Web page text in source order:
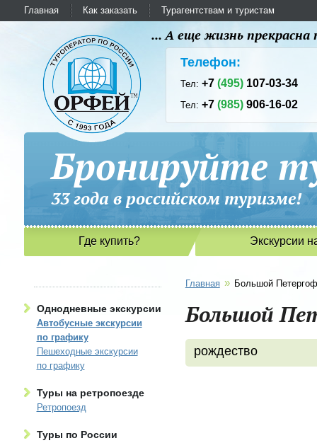
Главная Как заказать Турагентствам и туристам
... А еще жизнь
Телефон:
Тел:+7(495) 107-03-34
Тел:+7(985) 906-16-02
Бронируйте
33 года в российском
Где купить? Экскурсии
Однодневные экскурсии
Автобусные экскурсии
по графику
Пешеходные экскурсии
по графику
Туры на ретропоезде
Ретропоезд
Туры по России
Главная » Большой
Большой
рождество